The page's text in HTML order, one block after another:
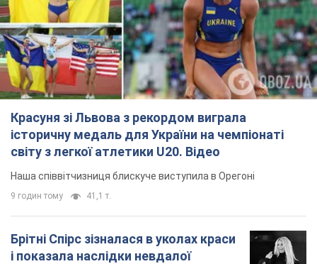
Красуня зі Львова з рекордом виграла
історичну медаль для України на чемпіонаті
світу з легкої атлетики U20. Відео
Наша співвітчизниця блискуче виступила в Орегоні
9 годин тому 41,1 т.
Брітні Спірс зізналася в уколах краси
і показала наслідки невдалої